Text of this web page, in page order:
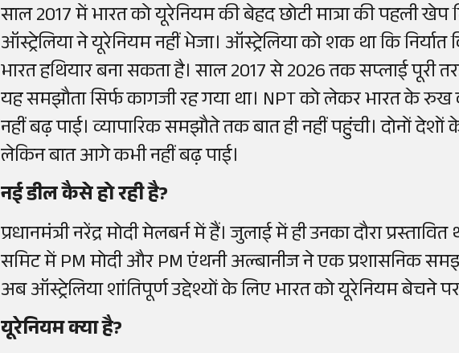
साल 2017 में भारत को यूरेनियम की बेहद छोटी मात्रा की पहली
ऑस्ट्रेलिया ने यूरेनियम नहीं भेजा। ऑस्ट्रेलिया को शक था कि
भारत हथियार बना सकता है। साल 2017 से 2026 तक सप्लाई पूरी
यह समझौता सिर्फ कागजी रह गया था। NPT को लेकर भारत के
नहीं बढ़ पाई। व्यापारिक समझौते तक बात ही नहीं पहुंची। दोनों
लेकिन बात आगे कभी नहीं बढ़ पाई।
नई डील कैसे हो रही है?
प्रधानमंत्री नरेंद्र मोदी मेलबर्न में हैं। जुलाई में ही उनका दौरा
समिट में PM मोदी और PM एंथनी अल्बानीज ने एक प्रशासनिक
अब ऑस्ट्रेलिया शांतिपूर्ण उद्देश्यों के लिए भारत को यूरेनियम बेचने पर
यूरेनियम क्या है?